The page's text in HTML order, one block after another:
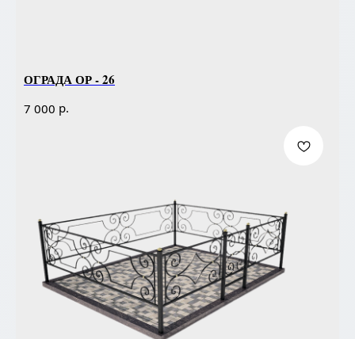
ОГРАДА ОР - 26
7 000 р.